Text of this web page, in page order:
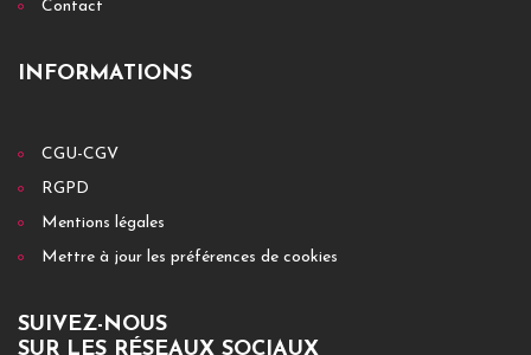
Contact
INFORMATIONS
CGU-CGV
RGPD
Mentions légales
Mettre à jour les préférences de cookies
SUIVEZ-NOUS
SUR LES RÉSEAUX SOCIAUX